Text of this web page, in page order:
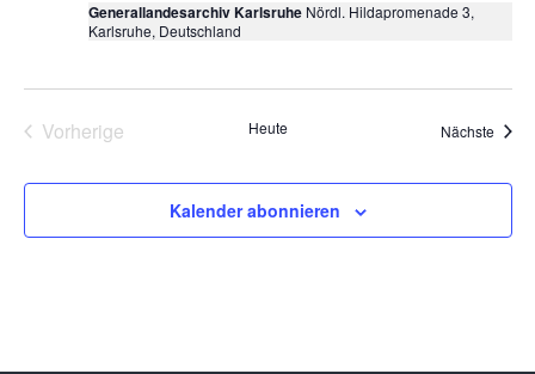
Generallandesarchiv Karlsruhe Nördl. Hildapromenade 3,
Karlsruhe, Deutschland
Vorherige
Heute Nächste
Kalender abonnieren